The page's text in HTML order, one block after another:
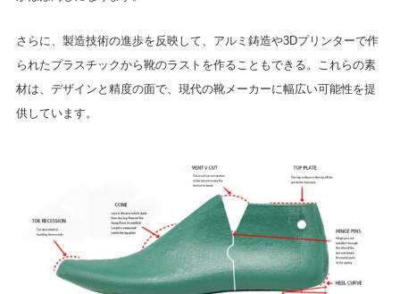
さらに、製造技術の進歩を反映して、アルミ鋳造や3Dプリンターで作
られたプラスチックから靴のラストを作ることもできる。これらの素
材は、デザインと精度の面で、現代の靴メーカーに幅広い可能性を提
供しています。